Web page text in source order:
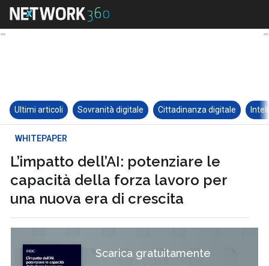
Ultimi articoli Sovranità digitale Cittadinanza digitale
WHITEPAPER
L’impatto dell’AI: potenziare le
capacità della forza lavoro per
una nuova era di crescita
Scarica gratuitamente